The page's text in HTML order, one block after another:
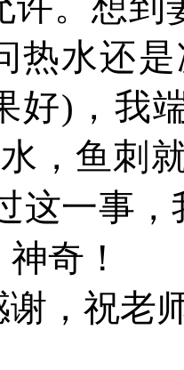
热水还
好) ，我
，鱼刺
这一事
神奇 ！
谢 ， 祝老